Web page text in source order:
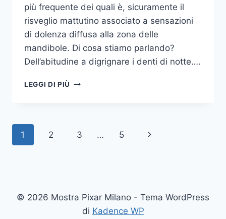
più frequente dei quali è, sicuramente il
risveglio mattutino associato a sensazioni
di dolenza diffusa alla zona delle
mandibole. Di cosa stiamo parlando?
Dell’abitudine a digrignare i denti di notte….
LEGGI DI PIÙ COME
TUTTE
NOTTE
Navigazione
1 2 3 … 5
Pagina
© 2026 Mostra Pixar Milano - Tema WordPress
di Kadence WP